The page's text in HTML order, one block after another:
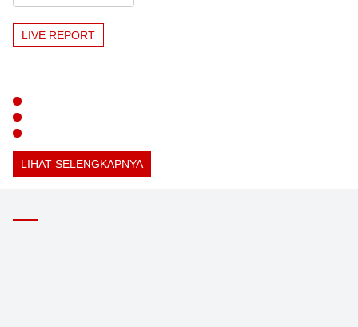
LIVE REPORT
LIHAT SELENGKAPNYA